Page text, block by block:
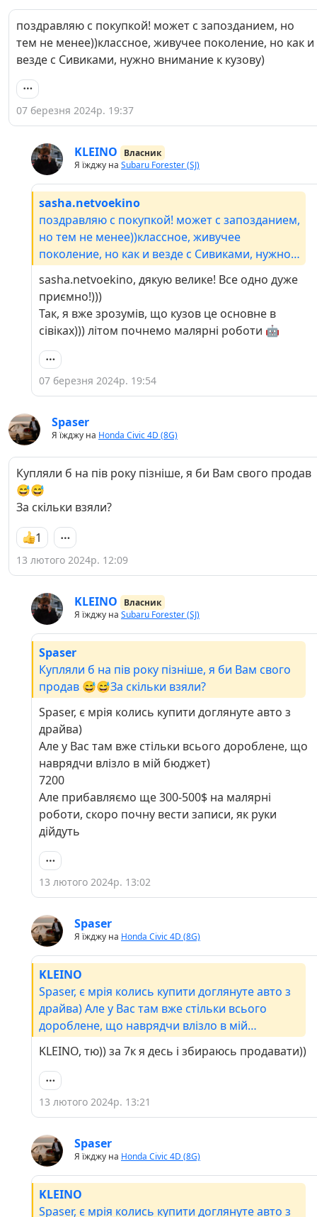
поздравляю с покупкой! может с запозданием, но
тем не менее))классное, живучее поколение, но как и
везде с Сивиками, нужно внимание к кузову)
07 березня 2024р. 19:37
KLEINO
Власник
Я їжджу на Subaru Forester (SJ)
sasha.netvoekino
поздравляю с покупкой! может с запозданием,
но тем не менее))классное, живучее
поколение, но как и везде с Сивиками, нужно
внимание к кузову)
sasha.netvoekino, дякую велике! Все одно дуже
приємно!)))
Так, я вже зрозумів, що кузов це основне в
сівіках))) літом почнемо малярні роботи 🤖
07 березня 2024р. 19:54
Spaser
Я їжджу на Honda Civic 4D (8G)
Купляли б на пів року пізніше, я би Вам свого продав
😅😅
За скільки взяли?
1
13 лютого 2024р. 12:09
KLEINO
Власник
Я їжджу на Subaru Forester (SJ)
Spaser
Купляли б на пів року пізніше, я би Вам свого
продав 😅😅За скільки взяли?
Spaser, є мрія колись купити доглянуте авто з
драйва)
Але у Вас там вже стільки всього дороблене, що
наврядчи влізло в мій бюджет)
7200
Але прибавляємо ще 300-500$ на малярні
роботи, скоро почну вести записи, як руки
дійдуть
13 лютого 2024р. 13:02
Spaser
Я їжджу на Honda Civic 4D (8G)
KLEINO
Spaser, є мрія колись купити доглянуте авто з
драйва) Але у Вас там вже стільки всього
дороблене, що наврядчи влізло в мій
бюджет)7200Але прибавляємо ще 300-500$ на
малярні роботи, скоро почну вести записи, як
руки дійдуть
KLEINO, тю)) за 7к я десь і збираюсь продавати))
13 лютого 2024р. 13:21
Spaser
Я їжджу на Honda Civic 4D (8G)
KLEINO
Spaser, є мрія колись купити доглянуте авто з